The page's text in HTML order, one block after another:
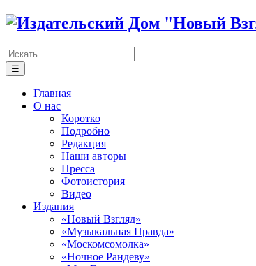
☰
Главная
О нас
Коротко
Подробно
Редакция
Наши авторы
Пресса
Фотоистория
Видео
Издания
«Новый Взгляд»
«Музыкальная Правда»
«Москомсомолка»
«Ночное Рандеву»